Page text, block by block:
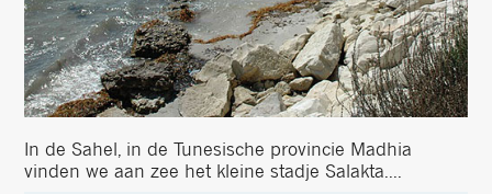
In de Sahel, in de Tunesische provincie Madhia
vinden we aan zee het kleine stadje Salakta....